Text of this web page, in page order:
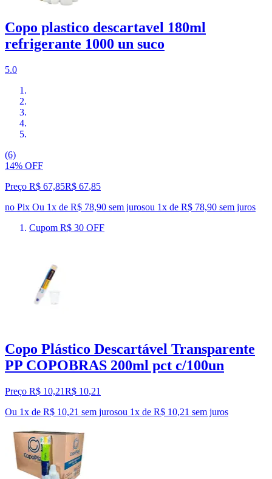
Copo plastico descartavel 180ml
refrigerante 1000 un suco
5.0
(6)
14% OFF
Preço R$ 67,85R$ 67,85
no Pix Ou 1x de R$ 78,90 sem jurosou 1x de R$ 78,90 sem juros
Cupom R$ 30 OFF
Copo Plástico Descartável Transparente
PP COPOBRAS 200ml pct c/100un
Preço R$ 10,21R$ 10,21
Ou 1x de R$ 10,21 sem jurosou 1x de R$ 10,21 sem juros